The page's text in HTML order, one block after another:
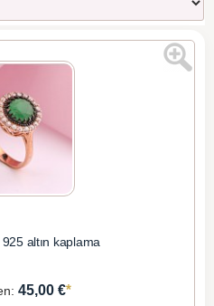
altın kaplama
45,00 €*